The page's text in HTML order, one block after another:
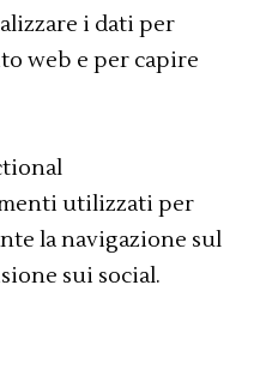
i dati per
web e per capire
utilizzati per
la navigazione sul
sui social.